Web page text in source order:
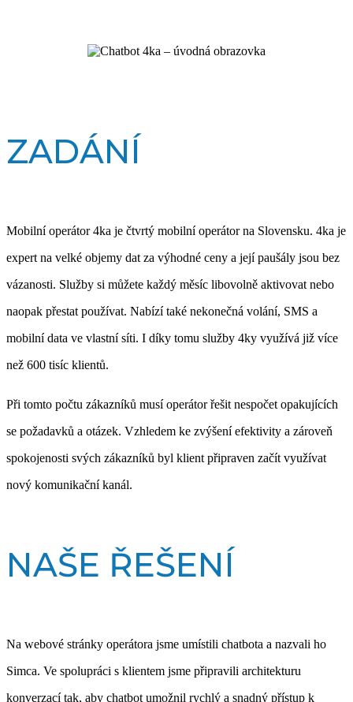
ZADÁNÍ
Mobilní operátor 4ka je čtvrtý mobilní operátor na Slovensku. 4ka je
expert na velké objemy dat za výhodné ceny a její paušály jsou bez
vázanosti. Služby si můžete každý měsíc libovolně aktivovat nebo
naopak přestat používat. Nabízí také nekonečná volání, SMS a
mobilní data ve vlastní síti. I díky tomu služby 4ky využívá již více
než 600 tisíc klientů.
Při tomto počtu zákazníků musí operátor řešit nespočet opakujících
se požadavků a otázek. Vzhledem ke zvýšení efektivity a zároveň
spokojenosti svých zákazníků byl klient připraven začít využívat
nový komunikační kanál.
NAŠE ŘEŠENÍ
Na webové stránky operátora jsme umístili chatbota a nazvali ho
Simca. Ve spolupráci s klientem jsme připravili architekturu
konverzací tak, aby chatbot umožnil rychlý a snadný přístup k